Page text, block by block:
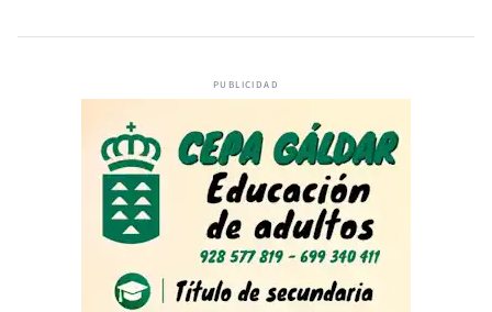
PUBLICIDAD